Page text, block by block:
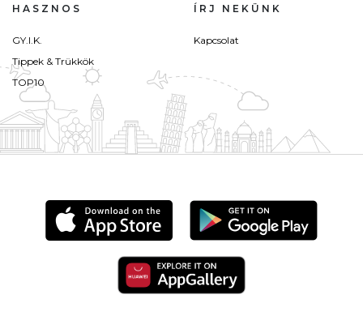
HASZNOS
GY.I.K.
Tippek & Trükkök
TOP10
ÍRJ NEKÜNK
Kapcsolat